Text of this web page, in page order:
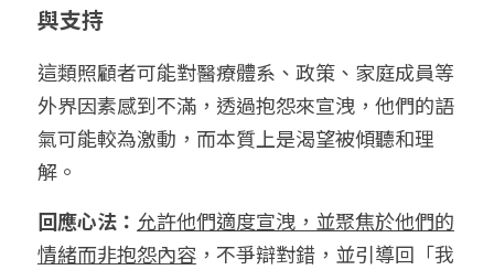
與支持
這類照顧者可能對醫療體系、政策、家庭成員等
外界因素感到不滿，透過抱怨來宣洩，他們的語
氣可能較為激動，而本質上是渴望被傾聽和理
解。
回應心法： 允許他們適度宣洩，並聚焦於他們的
情緒而非抱怨內容 ，不爭辯對錯，並引導回「我